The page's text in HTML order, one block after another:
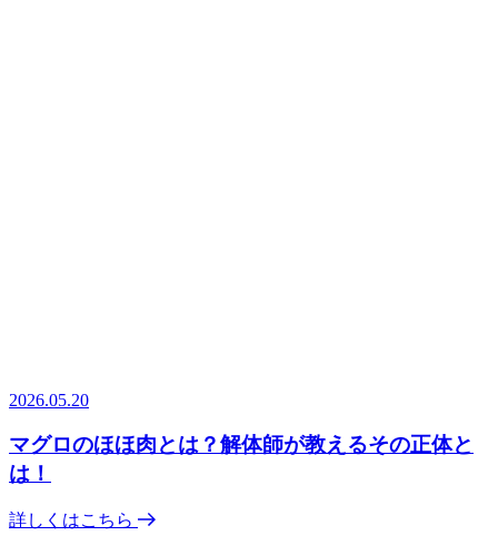
2026.05.20
マグロのほほ肉とは？解体師が教えるその正体と
は！
詳しくはこちら